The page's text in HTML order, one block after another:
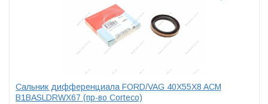
Сальник дифференциала FORD/VAG 40X55X8 ACM
B1BASLDRWX67 (пр-во Corteco)